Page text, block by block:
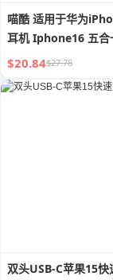
喵酷 适用于华为
耳机 Iphone16 五合
无线充电器
充底座 Iwatt4 多功能
$20.84$27.78
双头USB-C苹果15快